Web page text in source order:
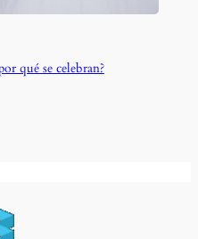
qué se celebran?